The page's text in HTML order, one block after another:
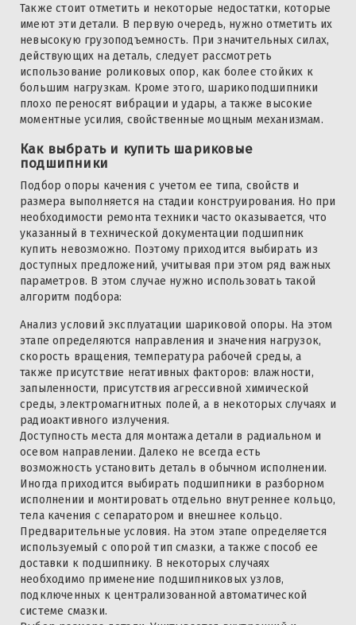
Также стоит отметить и некоторые недостатки, которые
имеют эти детали. В первую очередь, нужно отметить их
невысокую грузоподъемность. При значительных силах,
действующих на деталь, следует рассмотреть
использование роликовых опор, как более стойких к
большим нагрузкам. Кроме этого, шарикоподшипники
плохо переносят вибрации и удары, а также высокие
моментные усилия, свойственные мощным механизмам.
Как выбрать и купить шариковые
подшипники
Подбор опоры качения с учетом ее типа, свойств и
размера выполняется на стадии конструирования. Но при
необходимости ремонта техники часто оказывается, что
указанный в технической документации подшипник
купить невозможно. Поэтому приходится выбирать из
доступных предложений, учитывая при этом ряд важных
параметров. В этом случае нужно использовать такой
алгоритм подбора:
Анализ условий эксплуатации шариковой опоры. На этом
этапе определяются направления и значения нагрузок,
скорость вращения, температура рабочей среды, а
также присутствие негативных факторов: влажности,
запыленности, присутствия агрессивной химической
среды, электромагнитных полей, а в некоторых случаях и
радиоактивного излучения.
Доступность места для монтажа детали в радиальном и
осевом направлении. Далеко не всегда есть
возможность установить деталь в обычном исполнении.
Иногда приходится выбирать подшипники в разборном
исполнении и монтировать отдельно внутреннее кольцо,
тела качения с сепаратором и внешнее кольцо.
Предварительные условия. На этом этапе определяется
используемый с опорой тип смазки, а также способ ее
доставки к подшипнику. В некоторых случаях
необходимо применение подшипниковых узлов,
подключенных к централизованной автоматической
системе смазки.